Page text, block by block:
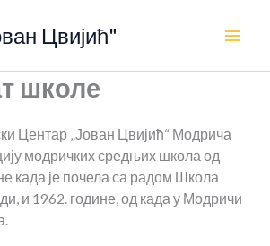
Цвијић"
школе
Центар „Јован Цвијић“ Модрича
модричких средњих школа од
када је почела са радом Школа
и 1962. године, од када у Модричи